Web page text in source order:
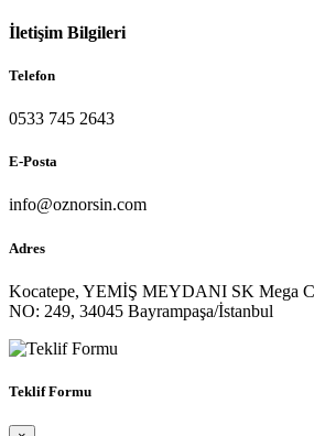
İletişim Bilgileri
Telefon
0533 745 2643
E-Posta
info@oznorsin.com
Adres
Kocatepe, YEMİŞ MEYDANI SK Mega
NO: 249, 34045 Bayrampaşa/İstanbul
Teklif Formu